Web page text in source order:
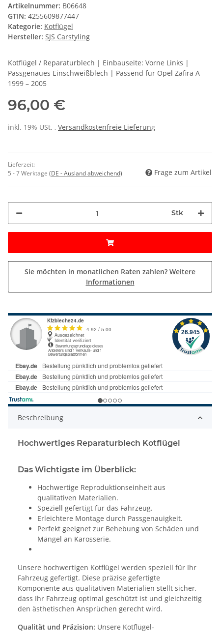
Artikelnummer: B06648
GTIN: 4255609877447
Kategorie: Kotflügel
Hersteller: SJS Carstyling
Kotflügel / Reparaturblech | Einbauseite: Vorne Links |
Passgenaues Einschweißblech | Passend für Opel Zafira A
1999 – 2005
96,00 €
inkl. 19% USt. , Versandkostenfreie Lieferung
Lieferzeit:
5 - 7 Werktage (DE - Ausland abweichend) Frage zum Artikel
Stk
Sie möchten in monatlichen Raten zahlen? Weitere
Informationen
Beschreibung
Hochwertiges Reparaturblech Kotflügel
Das Wichtigste im Überblick:
Hochwertige Reproduktionseinheit aus
qualitativen Materialien.
Speziell gefertigt für das Fahrzeug.
Erleichtere Montage durch Passgenauigkeit.
Perfekt geeignet zur Behebung von Schäden und
Mängel an Karosserie.
Unsere hochwertigen Kotflügel werden speziell für Ihr
Fahrzeug gefertigt. Diese präzise gefertigte
Komponente aus qualitativen Materialien stellt sicher,
dass Ihr Fahrzeug optimal geschützt ist und gleichzeitig
den ästhetischen Ansprüchen gerecht wird.
Qualität und Präzision: Unsere Kotflügel-